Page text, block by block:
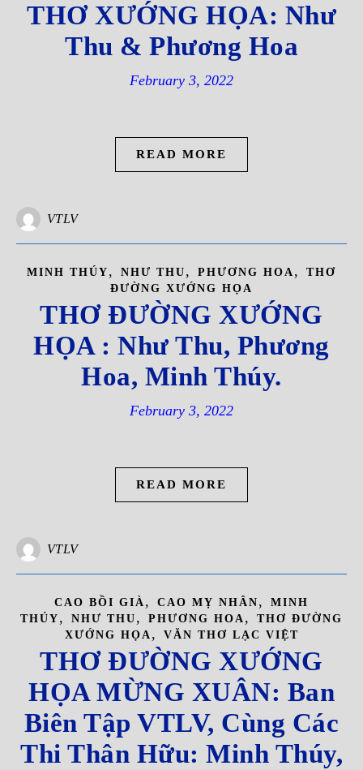
THƠ XƯỚNG HỌA: Như
Thu & Phương Hoa
February 3, 2022
READ MORE
VTLV
MINH THÚY , NHƯ THU , PHƯƠNG HOA ,
THƠ
ĐƯỜNG XƯỚNG HỌA
THƠ ĐƯỜNG XƯỚNG
HỌA : Như Thu, Phương
Hoa, Minh Thúy.
February 3, 2022
READ MORE
VTLV
CAO BỒI GIÀ , CAO MỴ NHÂN ,
MINH
THÚY , NHƯ THU , PHƯƠNG HOA ,
THƠ ĐƯỜNG
XƯỚNG HỌA , VĂN THƠ LẠC VIỆT
THƠ ĐƯỜNG XƯỚNG
HỌA MỪNG XUÂN: Ban
Biên Tập VTLV, Cùng Các
Thi Thân Hữu: Minh Thúy,